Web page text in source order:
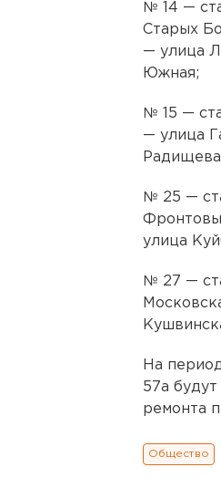
№ 14 —
Старых
— улица
Южная;
№ 15 —
— улица
№ 25 —
улица
№ 27 —
На
57а
ремонта
Общество